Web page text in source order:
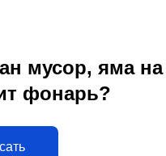
мусор, яма на
фонарь?